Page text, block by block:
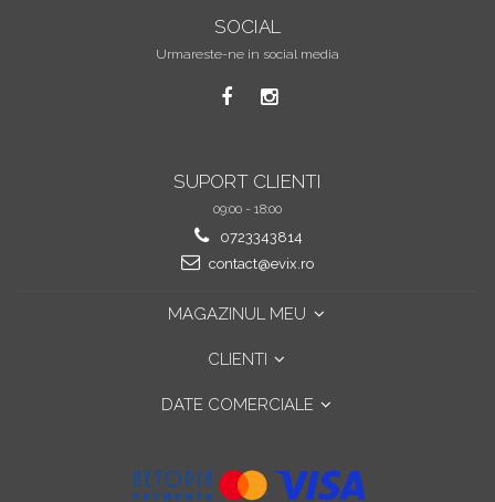
SOCIAL
Urmareste-ne in social media
SUPORT CLIENTI
09:00 - 18:00
0723343814
contact@evix.ro
MAGAZINUL MEU
CLIENTI
DATE COMERCIALE